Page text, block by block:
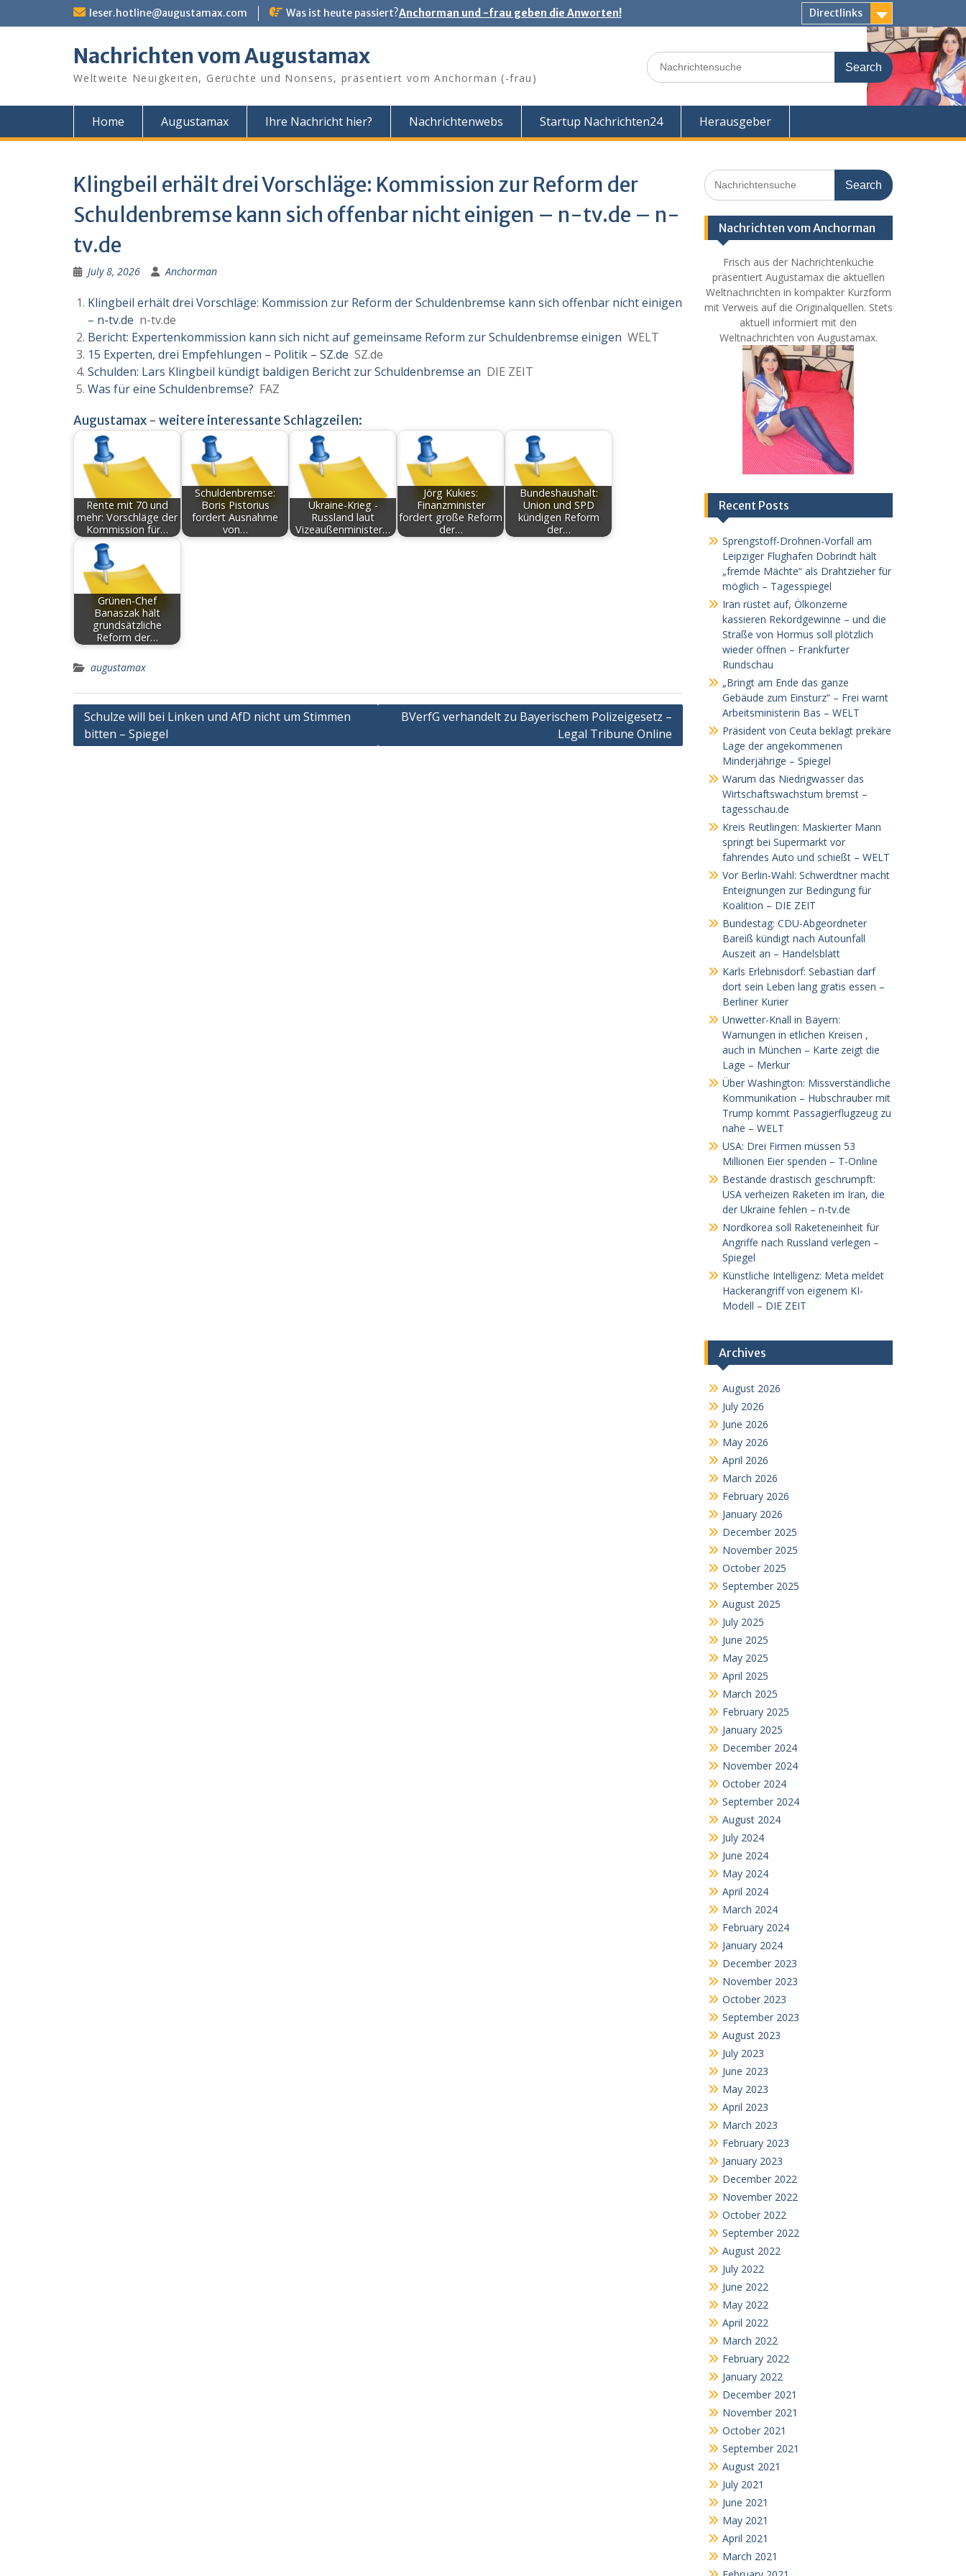
leser.hotline@augustamax.com Was ist heute passiert?Anchorman und -frau geben die Anworten! Directlinks
Nachrichten vom Augustamax
Weltweite Neuigkeiten, Gerüchte und Nonsens, präsentiert vom Anchorman (-frau)
Search
for:
Home Augustamax Ihre Nachricht hier? Nachrichtenwebs Startup Nachrichten24 Herausgeber
Klingbeil erhält drei Vorschläge: Kommission zur Reform der
Schuldenbremse kann sich offenbar nicht einigen – n-tv.de – n-
tv.de
July 8, 2026 Anchorman
Klingbeil erhält drei Vorschläge: Kommission zur Reform der Schuldenbremse kann sich offenbar nicht einigen
– n-tv.de n-tv.de
Bericht: Expertenkommission kann sich nicht auf gemeinsame Reform zur Schuldenbremse einigen WELT
15 Experten, drei Empfehlungen – Politik – SZ.de SZ.de
Schulden: Lars Klingbeil kündigt baldigen Bericht zur Schuldenbremse an DIE ZEIT
Was für eine Schuldenbremse? FAZ
Augustamax - weitere interessante Schlagzeilen:
Rente mit 70 und
mehr: Vorschläge der
Kommission für…
Schuldenbremse:
Boris Pistorius
fordert Ausnahme
von…
Ukraine-Krieg -
Russland laut
Vizeaußenminister…
Jörg Kukies:
Finanzminister
fordert große Reform
der…
Bundeshaushalt:
Union und SPD
kündigen Reform
der…
Grünen-Chef
Banaszak hält
grundsätzliche
Reform der…
augustamax
Post
navigation
Schulze will bei Linken und AfD nicht um Stimmen
bitten – Spiegel
BVerfG verhandelt zu Bayerischem Polizeigesetz –
Legal Tribune Online
Search
for:
Nachrichten vom Anchorman
Frisch aus der Nachrichtenküche
präsentiert Augustamax die aktuellen
Weltnachrichten in kompakter Kurzform
mit Verweis auf die Originalquellen. Stets
aktuell informiert mit den
Weltnachrichten von Augustamax.
Recent Posts
Sprengstoff-Drohnen-Vorfall am
Leipziger Flughafen Dobrindt hält
„fremde Mächte“ als Drahtzieher für
möglich – Tagesspiegel
Iran rüstet auf, Ölkonzerne
kassieren Rekordgewinne – und die
Straße von Hormus soll plötzlich
wieder öffnen – Frankfurter
Rundschau
„Bringt am Ende das ganze
Gebäude zum Einsturz“ – Frei warnt
Arbeitsministerin Bas – WELT
Präsident von Ceuta beklagt prekäre
Lage der angekommenen
Minderjährige – Spiegel
Warum das Niedrigwasser das
Wirtschaftswachstum bremst –
tagesschau.de
Kreis Reutlingen: Maskierter Mann
springt bei Supermarkt vor
fahrendes Auto und schießt – WELT
Vor Berlin-Wahl: Schwerdtner macht
Enteignungen zur Bedingung für
Koalition – DIE ZEIT
Bundestag: CDU-Abgeordneter
Bareiß kündigt nach Autounfall
Auszeit an – Handelsblatt
Karls Erlebnisdorf: Sebastian darf
dort sein Leben lang gratis essen –
Berliner Kurier
Unwetter-Knall in Bayern:
Warnungen in etlichen Kreisen ,
auch in München – Karte zeigt die
Lage – Merkur
Über Washington: Missverständliche
Kommunikation – Hubschrauber mit
Trump kommt Passagierflugzeug zu
nahe – WELT
USA: Drei Firmen müssen 53
Millionen Eier spenden – T-Online
Bestände drastisch geschrumpft:
USA verheizen Raketen im Iran, die
der Ukraine fehlen – n-tv.de
Nordkorea soll Raketeneinheit für
Angriffe nach Russland verlegen –
Spiegel
Künstliche Intelligenz: Meta meldet
Hackerangriff von eigenem KI-
Modell – DIE ZEIT
Archives
August 2026
July 2026
June 2026
May 2026
April 2026
March 2026
February 2026
January 2026
December 2025
November 2025
October 2025
September 2025
August 2025
July 2025
June 2025
May 2025
April 2025
March 2025
February 2025
January 2025
December 2024
November 2024
October 2024
September 2024
August 2024
July 2024
June 2024
May 2024
April 2024
March 2024
February 2024
January 2024
December 2023
November 2023
October 2023
September 2023
August 2023
July 2023
June 2023
May 2023
April 2023
March 2023
February 2023
January 2023
December 2022
November 2022
October 2022
September 2022
August 2022
July 2022
June 2022
May 2022
April 2022
March 2022
February 2022
January 2022
December 2021
November 2021
October 2021
September 2021
August 2021
July 2021
June 2021
May 2021
April 2021
March 2021